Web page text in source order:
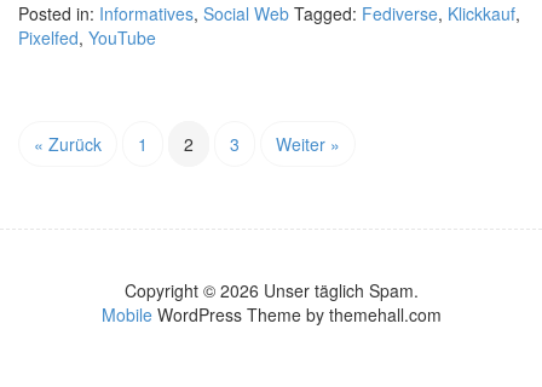
Posted in: Informatives, Social Web Tagged: Fediverse, Klickkauf,
Pixelfed, YouTube
« Zurück 1 2 3 Weiter »
Copyright © 2026 Unser täglich Spam.
MobileWordPress Theme by themehall.com